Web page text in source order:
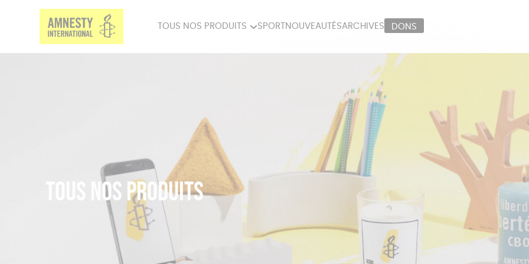
TOUS NOS PRODUITS
PAPETERIE
ÉPICERIE
SPORT NOUVEAUTÉSARCHIVES DONS
Tous nos produits